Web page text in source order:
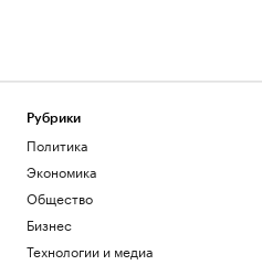
Рубрики
Политика
Экономика
Общество
Бизнес
Технологии и медиа